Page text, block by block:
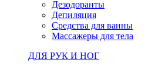
Дезодоранты
Депиляция
Средства для ванны
Массажеры для тела
ДЛЯ РУК И НОГ